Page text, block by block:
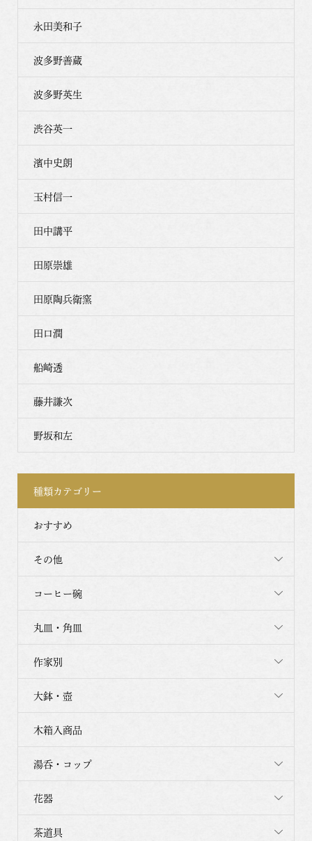
永田美和子
波多野善蔵
波多野英生
渋谷英一
濱中史朗
玉村信一
田中講平
田原崇雄
田原陶兵衛窯
田口潤
船崎透
藤井謙次
野坂和左
種類カテゴリー
おすすめ
その他
コーヒー碗
丸皿・角皿
作家別
大鉢・壺
木箱入商品
湯呑・コップ
花器
茶道具